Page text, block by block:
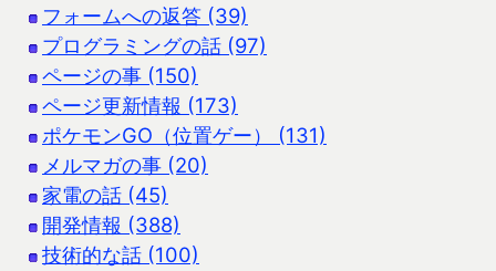
フォームへの返答 (39)
プログラミングの話 (97)
ページの事 (150)
ページ更新情報 (173)
ポケモンGO（位置ゲー） (131)
メルマガの事 (20)
家電の話 (45)
開発情報 (388)
技術的な話 (100)